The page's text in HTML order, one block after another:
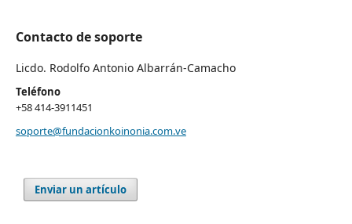
Contacto de soporte
Licdo. Rodolfo Antonio Albarrán-Camacho
Teléfono
+58 414-3911451
soporte@fundacionkoinonia.com.ve
Enviar un artículo